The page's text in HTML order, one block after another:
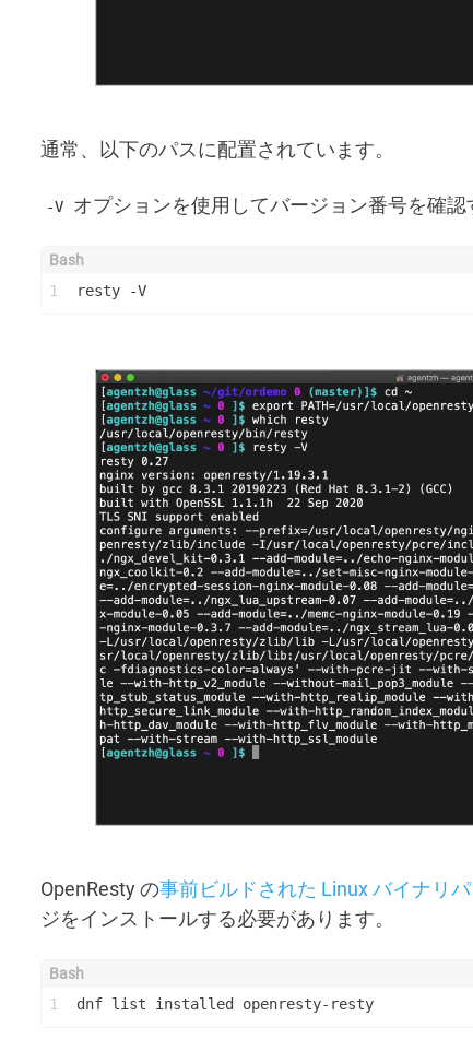
通常、以下のパスに配置されています。
-V オプションを使用してバージョン番号を確認
1 resty -V
OpenResty の事前ビルドされた Linux バイナリ
ジをインストールする必要があります。
1 dnf list installed openresty-resty